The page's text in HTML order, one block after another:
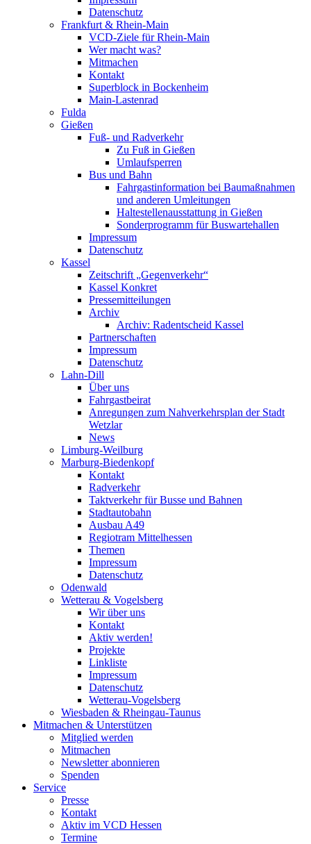
Datenschutz
Frankfurt & Rhein-Main
VCD-Ziele für Rhein-Main
Wer macht was?
Mitmachen
Kontakt
Superblock in Bockenheim
Main-Lastenrad
Fulda
Gießen
Fuß- und Radverkehr
Zu Fuß in Gießen
Umlaufsperren
Bus und Bahn
Fahrgastinformation bei Baumaßnahmen
und anderen Umleitungen
Haltestellenausstattung in Gießen
Sonderprogramm für Buswartehallen
Impressum
Datenschutz
Kassel
Zeitschrift „Gegenverkehr“
Kassel Konkret
Pressemitteilungen
Archiv
Archiv: Radentscheid Kassel
Partnerschaften
Impressum
Datenschutz
Lahn-Dill
Über uns
Fahrgastbeirat
Anregungen zum Nahverkehrsplan der Stadt
Wetzlar
News
Limburg-Weilburg
Marburg-Biedenkopf
Kontakt
Radverkehr
Taktverkehr für Busse und Bahnen
Stadtautobahn
Ausbau A49
Regiotram Mittelhessen
Themen
Impressum
Datenschutz
Odenwald
Wetterau & Vogelsberg
Wir über uns
Kontakt
Aktiv werden!
Projekte
Linkliste
Impressum
Datenschutz
Wetterau-Vogelsberg
Wiesbaden & Rheingau-Taunus
Mitmachen & Unterstützen
Mitglied werden
Mitmachen
Newsletter abonnieren
Spenden
Service
Presse
Kontakt
Aktiv im VCD Hessen
Termine